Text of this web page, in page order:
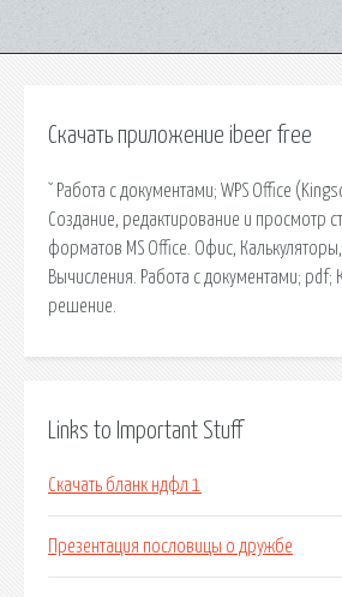
Скачать приложение ibeer free
ˇ Работа с документами; WPS Office
Создание, редактирование и просмотр
форматов MS Office. Офис,
Вычисления. Работа с документами; pdf;
решение.
Links to Important Stuff
Скачать бланк ндфл 1
Презентация пословицы о дружбе